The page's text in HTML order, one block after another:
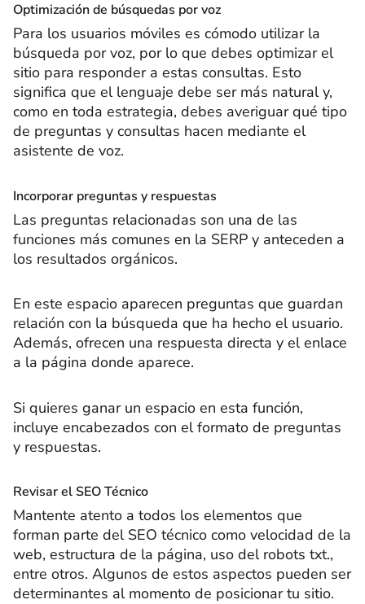
Optimización de búsquedas por voz
Para los usuarios móviles es cómodo utilizar la
búsqueda por voz, por lo que debes optimizar el
sitio para responder a estas consultas. Esto
significa que el lenguaje debe ser más natural y,
como en toda estrategia, debes averiguar qué tipo
de preguntas y consultas hacen mediante el
asistente de voz.
Incorporar preguntas y respuestas
Las preguntas relacionadas son una de las
funciones más comunes en la SERP y anteceden a
los resultados orgánicos.
En este espacio aparecen preguntas que guardan
relación con la búsqueda que ha hecho el usuario.
Además, ofrecen una respuesta directa y el enlace
a la página donde aparece.
Si quieres ganar un espacio en esta función,
incluye encabezados con el formato de preguntas
y respuestas.
Revisar el SEO Técnico
Mantente atento a todos los elementos que
forman parte del SEO técnico como velocidad de la
web, estructura de la página, uso del robots txt.,
entre otros. Algunos de estos aspectos pueden ser
determinantes al momento de posicionar tu sitio.